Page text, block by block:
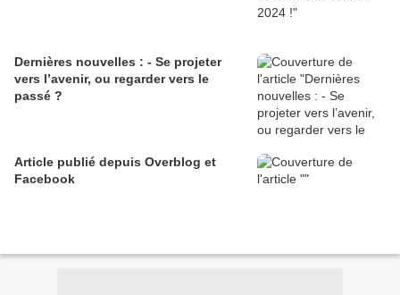
Dernières nouvelles : - Se projeter
vers l’avenir, ou regarder vers le
passé ?
Article publié depuis Overblog et
Facebook